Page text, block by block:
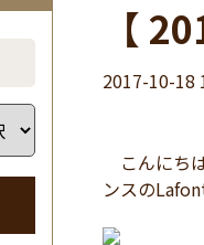
【
2017-10-18
こんにち
ンスの